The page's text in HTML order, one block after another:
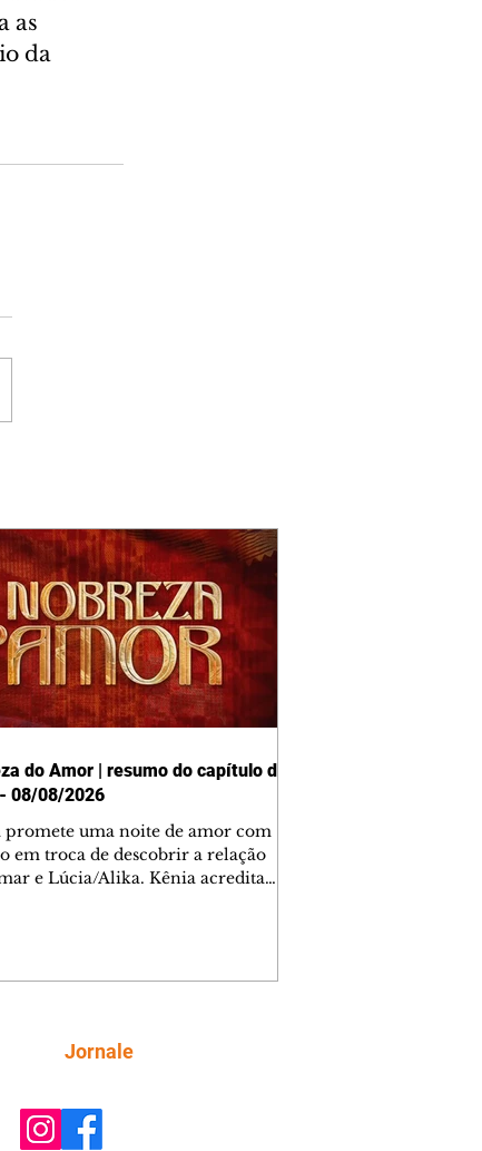
as
da
do Amor | resumo do capítulo de
08/08/2026
uma noite de amor com
em troca de descobrir a relação
e Lúcia/Alika. Kênia acredita
sobre a possível jazida de
na região. Virgínia provoca
Jornale